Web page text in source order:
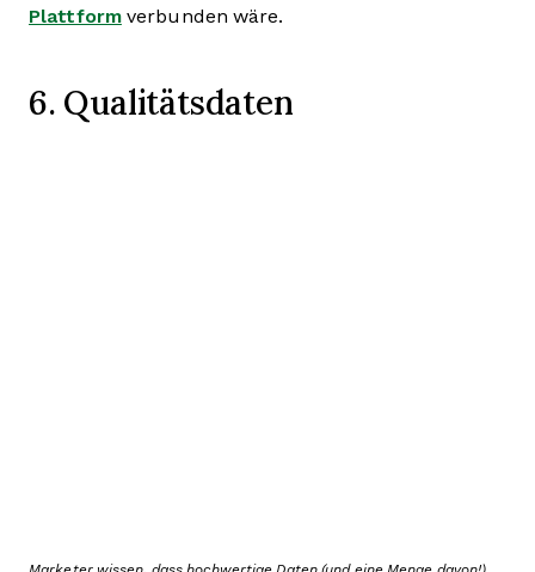
Plattformverbunden wäre.
6. Qualitätsdaten